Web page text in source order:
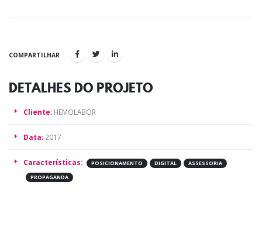
COMPARTILHAR
DETALHES DO PROJETO
Cliente: HEMOLABOR
Data: 2017
Características: POSICIONAMENTO DIGITAL
ASSESSORIA
PROPAGANDA